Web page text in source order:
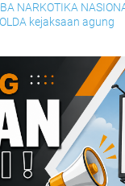
NARKOTIKA
kejaksaan agung